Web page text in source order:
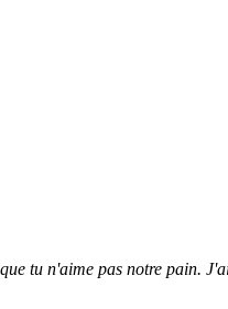
tu n'aime pas notre pain.